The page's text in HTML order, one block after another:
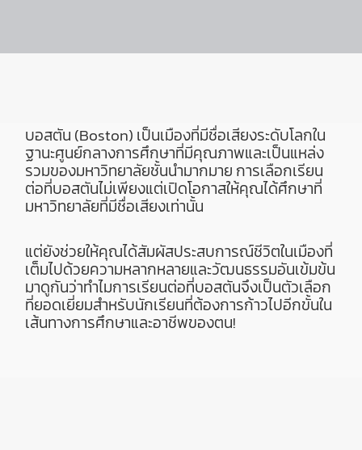
บอสตัน (Boston) เป็นเมืองที่มีชื่อเสียงระดับโลกใน
ฐานะศูนย์กลางการศึกษาที่มีคุณภาพและเป็นแหล่ง
รวมของมหาวิทยาลัยชั้นนำมากมาย การเลือกเรียน
ต่อที่บอสตันไม่เพียงแต่เปิดโอกาสให้คุณได้ศึกษาที่
มหาวิทยาลัยที่มีชื่อเสียงเท่านั้น
แต่ยังช่วยให้คุณได้สัมผัสประสบการณ์ชีวิตในเมืองที่
เต็มไปด้วยความหลากหลายและวัฒนธรรมอันเข้มข้น
มาดูกันว่าทำไมการเรียนต่อที่บอสตันจึงเป็นตัวเลือก
ที่ยอดเยี่ยมสำหรับนักเรียนที่ต้องการก้าวไปอีกขั้นใน
เส้นทางการศึกษาและอาชีพของตน!